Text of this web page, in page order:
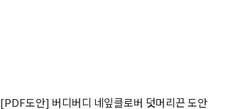
[PDF도안] 버디버디 네잎클로버 덧머리끈 도안